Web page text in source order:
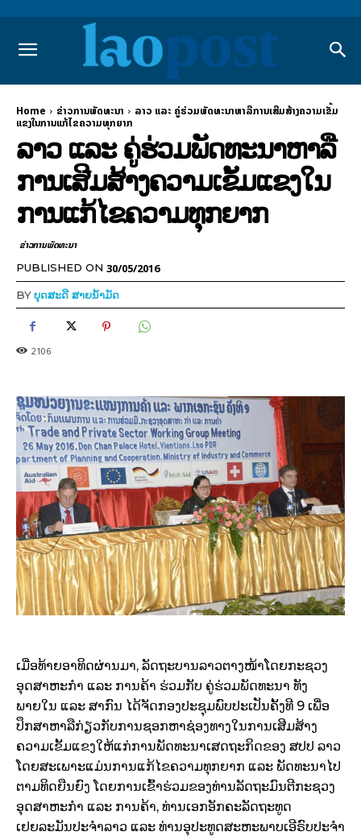
Home ຂ່າວການພັດທະນາ
ລາວ ແລະ ຄູ່ຮ່ວມພັດທະນາຫາລືການເສີມສ້າງຄວາມເຂັ້ມ
ແຂງໃນການແກ້ໄຂຄວາມທຸກຍາກ
ລາວ ແລະ ຄູ່ຮ່ວມພັດທະນາຫາລື
ການເສີມສ້າງຄວາມເຂັ້ມແຂງໃນ
ການແກ້ໄຂຄວາມທຸກຍາກ
ຂ່າວການພັດທະນາ
PUBLISHED ON 30/05/2016
BYບຸດສະດີ ສາຍນ້ຳມັດ
2106
ເມື່ອທ້າຍອາທິດຜ່ານມາ, ລັດຖະບານລາວຕາງໜ້າໂດຍກະຊວງ
ອຸດສາຫະກຳ ແລະ ການຄ້າ ຮ່ວມກັບ ຄູ່ຮ່ວມພັດທະນາ ທັງ
ພາຍໃນ ແລະ ສາກົນ ໄດ້ຈັດກອງປະຊຸມພົບປະເປັນຄັ້ງທີ 9 ເພື່ອ
ປຶກສາຫາລືກ່ຽວກັບການຊອກຫາຊ່ອງທາງໃນການເສີມສ້າງ
ຄວາມເຂັ້ມແຂງໃຫ້ແກ່ການພັດທະນາເສດຖະກິດຂອງ ສປປ ລາວ
ໂດຍສະເພາະແມ່ນການແກ້ໄຂຄວາມທຸກຍາກ ແລະ ພັດທະນາໄປ
ຕາມທິດຍືນຍົງ ໂດຍການເຂົ້າຮ່ວມຂອງທ່ານລັດຖະມົນຕີກະຊວງ
ອຸດສາຫະກຳ ແລະ ການຄ້າ, ທ່ານເອກອັກຄະລັດຖະທູດ
ເຢຍລະມັນປະຈຳລາວ ແລະ ທ່ານອຸປະທູດສະຫະພາບເອີຣົບປະຈຳ